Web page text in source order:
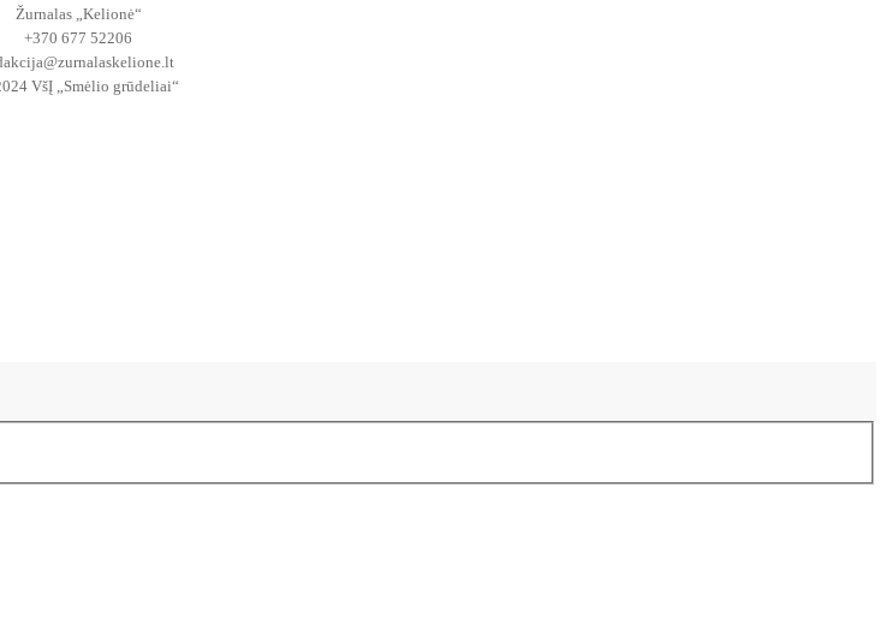
Žurnalas „Kelionė“
+370 677 52206
VšĮ „Smėlio grūdeliai“